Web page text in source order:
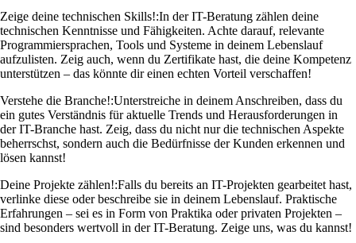
Zeige deine technischen Skills!:In der IT-Beratung zählen deine
technischen Kenntnisse und Fähigkeiten. Achte darauf, relevante
Programmiersprachen, Tools und Systeme in deinem Lebenslauf
aufzulisten. Zeig auch, wenn du Zertifikate hast, die deine Kompetenz
unterstützen – das könnte dir einen echten Vorteil verschaffen!
Verstehe die Branche!:Unterstreiche in deinem Anschreiben, dass du
ein gutes Verständnis für aktuelle Trends und Herausforderungen in
der IT-Branche hast. Zeig, dass du nicht nur die technischen Aspekte
beherrschst, sondern auch die Bedürfnisse der Kunden erkennen und
lösen kannst!
Deine Projekte zählen!:Falls du bereits an IT-Projekten gearbeitet hast,
verlinke diese oder beschreibe sie in deinem Lebenslauf. Praktische
Erfahrungen – sei es in Form von Praktika oder privaten Projekten –
sind besonders wertvoll in der IT-Beratung. Zeige uns, was du kannst!